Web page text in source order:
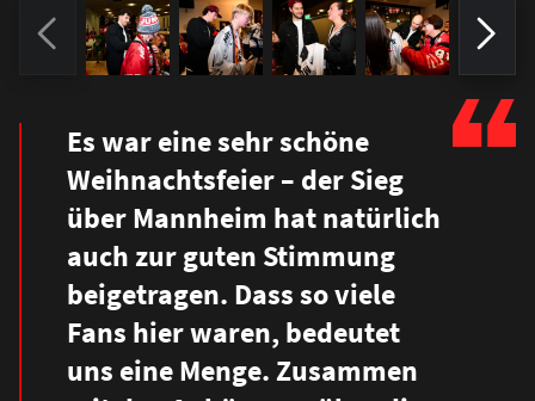
Es war eine sehr schöne
Weihnachtsfeier – der Sieg
über Mannheim hat natürlich
auch zur guten Stimmung
beigetragen. Dass so viele
Fans hier waren, bedeutet
uns eine Menge. Zusammen